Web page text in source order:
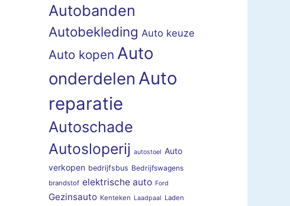
Autobanden
Autobekleding Auto keuze
Auto kopen Auto
onderdelen Auto
reparatie
Autoschade
Autosloperij autostoel Auto
verkopen bedrijfsbus Bedrijfswagens
brandstof elektrische auto Ford
Gezinsauto Kenteken Laadpaal Laden